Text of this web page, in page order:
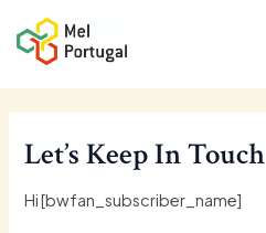
para
conteúdo
Let’s Keep In Touch
Hi [bwfan_subscriber_name]